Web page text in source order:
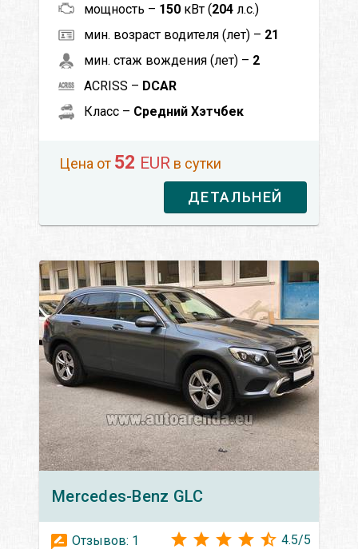
мощность – 150 кВт (204 л.с.)
мин. возраст водителя (лет) – 21
мин. стаж вождения (лет) – 2
ACRISS – DCAR
Класс – Средний Хэтчбек
Цена от 52 EUR в сутки
ДЕТАЛЬНЕЙ
Mercedes-Benz GLC
Отзывов: 1 4.5/5